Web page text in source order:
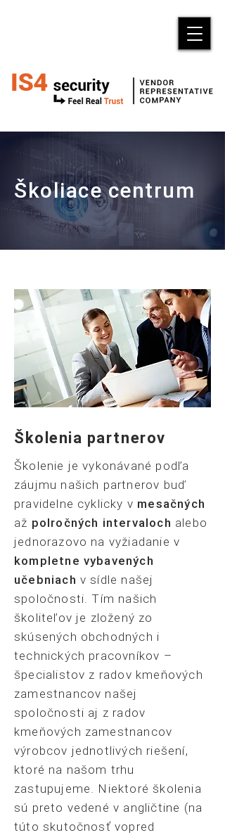
Školiace centrum
Školenia partnerov
Školenie je vykonávané podľa
záujmu našich partnerov buď
pravidelne cyklicky v mesačných
až polročných intervaloch alebo
jednorazovo na vyžiadanie v
kompletne vybavených
učebniach v sídle našej
spoločnosti. Tím našich
školiteľov je zložený zo
skúsených obchodných i
technických pracovníkov –
špecialistov z radov kmeňových
zamestnancov našej
spoločnosti aj z radov
kmeňových zamestnancov
výrobcov jednotlivých riešení,
ktoré na našom trhu
zastupujeme. Niektoré školenia
sú preto vedené v angličtine (na
túto skutočnosť vopred